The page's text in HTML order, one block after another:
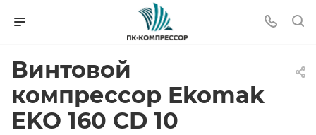
Винтовой
компрессор Ekomak
EKO 160 CD 10